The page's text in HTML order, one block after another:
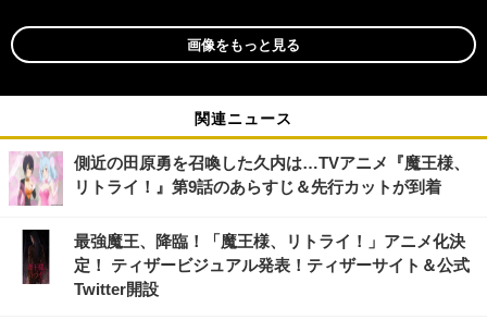
画像をもっと見る
関連ニュース
側近の田原勇を召喚した久内は…TVアニメ『魔王様、
リトライ！』第9話のあらすじ＆先行カットが到着
最強魔王、降臨！「魔王様、リトライ！」アニメ化決
定！ ティザービジュアル発表！ティザーサイト＆公式
Twitter開設